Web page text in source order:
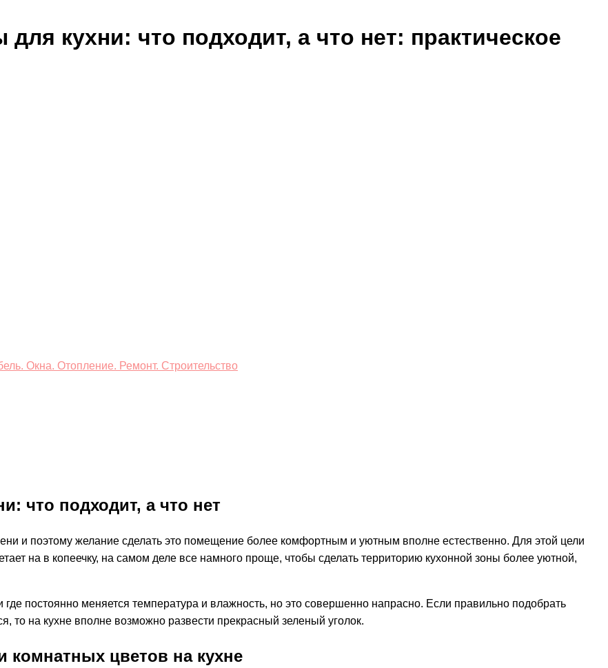
кухни: что подходит, а что нет: практическое
Окна. Отопление. Ремонт. Строительство
что подходит, а что нет
и поэтому желание сделать это помещение более комфортным и уютным вполне естественно. Для этой цели
на в копеечку, на самом деле все намного проще, чтобы сделать территорию кухонной зоны более уютной,
постоянно меняется температура и влажность, но это совершенно напрасно. Если правильно подобрать
то на кухне вполне возможно развести прекрасный зеленый уголок.
цветов на кухне